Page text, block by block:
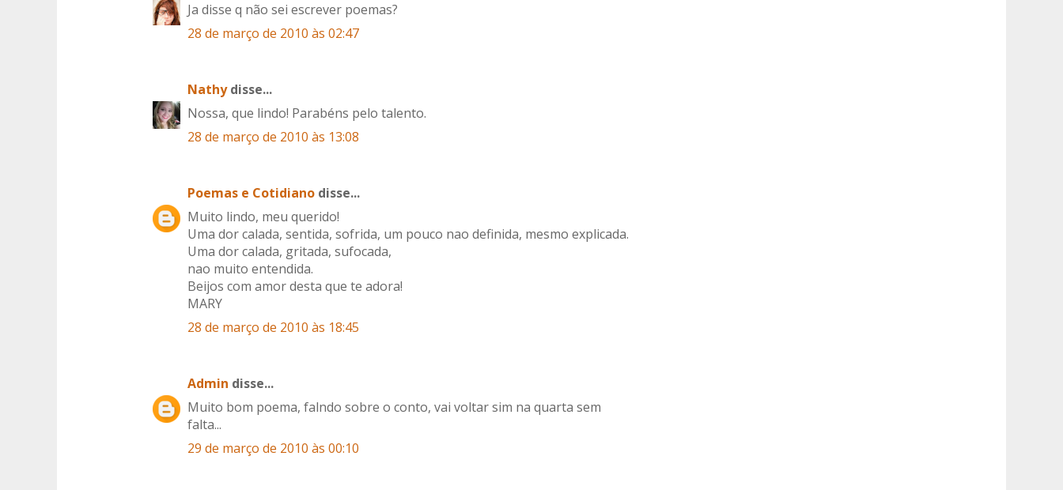
Ja disse q não sei escrever poemas?
28 de março de 2010 às 02:47
Nathydisse...
Nossa, que lindo! Parabéns pelo talento.
28 de março de 2010 às 13:08
Poemas e Cotidiano disse...
Muito lindo, meu querido!
Uma dor calada, sentida, sofrida, um pouco nao definida, mesmo explicada.
Uma dor calada, gritada, sufocada,
nao muito entendida.
Beijos com amor desta que te adora!
MARY
28 de março de 2010 às 18:45
Admin disse...
Muito bom poema, falndo sobre o conto, vai voltar sim na quarta sem
falta...
29 de março de 2010 às 00:10